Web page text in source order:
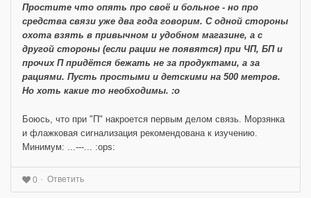
Простите что опять про своё и больное - но про
средства связи уже два года говорим. С одной стороны
охота взять в привычном и удобном магазине, а с
другой стороны (если рации не появятся) при ЧП, БП и
прочих Ппридётся бежать не за продуктами, а за
рациями. Пусть простыми и детскими на 500 метров.
Но хоть какие то необходимы. :o
Боюсь, что при "П" накроется первым делом связь. Морзянка
и флажковая сигнализация рекомендована к изучению.
Минимум: ...---... :ops:
0 Ответить